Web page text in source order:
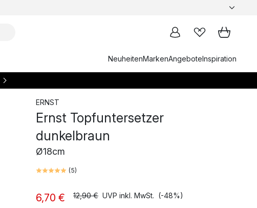
NeuheitenMarkenAngeboteInspiration
ERNST
Ernst Topfuntersetzer
dunkelbraun
Ø18cm
(5)
6,70 € 12,90 € UVP inkl. MwSt. (-48%)